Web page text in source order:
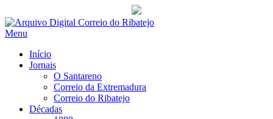
Saltar
para
Menu
Início
Jornais
O Santareno
Correio da Extremadura
Correio do Ribatejo
Décadas